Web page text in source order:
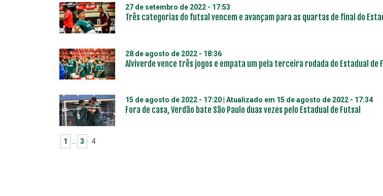
27 de setembro de 2022 - 17:53
Três categorias do futsal vencem e avançam para as quartas de final do
28 de agosto de 2022 - 18:36
Alviverde vence três jogos e empata um pela terceira rodada do Estadual de
15 de agosto de 2022 - 17:20 | Atualizado em 15 de agosto de 2022 - 17:34
Fora de casa, Verdão bate São Paulo duas vezes pelo Estadual de Futsal
1 … 3 4